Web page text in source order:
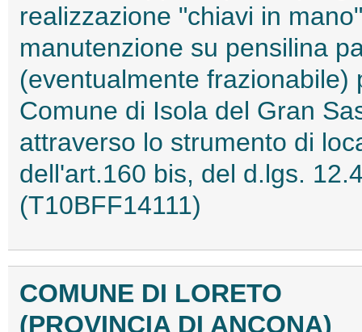
realizzazione "chiavi in
manutenzione su pensilina
(eventualmente
Comune di Isola del Gran
attraverso lo strumento di
dell'art.160 bis, del d.lgs.
(T10BFF14111)
COMUNE DI LORETO
(PROVINCIA DI ANCONA)